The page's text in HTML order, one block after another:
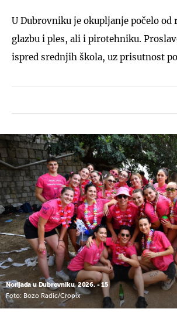
U Dubrovniku je okupljanje počelo od
glazbu i ples, ali i pirotehniku.
ispred srednjih škola, uz prisutnost
Norijada u Dubrovniku, 2026. - 15
Foto: Bozo Radic/Cropix